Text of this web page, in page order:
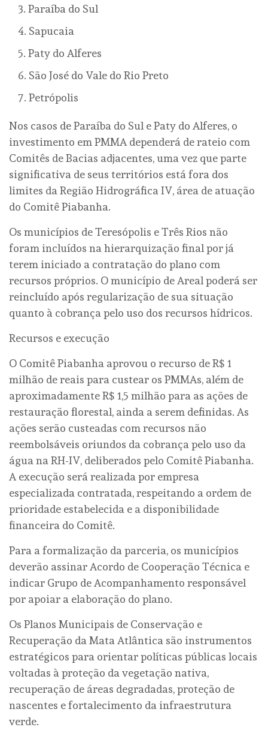
Paraíba do Sul
Sapucaia
Paty do Alferes
São José do Vale do Rio Preto
Petrópolis
Nos casos de Paraíba do Sul e Paty do Alferes, o
investimento em PMMA dependerá de rateio com
Comitês de Bacias adjacentes, uma vez que parte
significativa de seus territórios está fora dos
limites da Região Hidrográfica IV, área de atuação
do Comitê Piabanha.
Os municípios de Teresópolis e Três Rios não
foram incluídos na hierarquização final por já
terem iniciado a contratação do plano com
recursos próprios. O município de Areal poderá ser
reincluído após regularização de sua situação
quanto à cobrança pelo uso dos recursos hídricos.
Recursos e execução
O Comitê Piabanha aprovou o recurso de R$ 1
milhão de reais para custear os PMMAs, além de
aproximadamente R$ 1,5 milhão para as ações de
restauração florestal, ainda a serem definidas. As
ações serão custeadas com recursos não
reembolsáveis oriundos da cobrança pelo uso da
água na RH-IV, deliberados pelo Comitê Piabanha.
A execução será realizada por empresa
especializada contratada, respeitando a ordem de
prioridade estabelecida e a disponibilidade
financeira do Comitê.
Para a formalização da parceria, os municípios
deverão assinar Acordo de Cooperação Técnica e
indicar Grupo de Acompanhamento responsável
por apoiar a elaboração do plano.
Os Planos Municipais de Conservação e
Recuperação da Mata Atlântica são instrumentos
estratégicos para orientar políticas públicas locais
voltadas à proteção da vegetação nativa,
recuperação de áreas degradadas, proteção de
nascentes e fortalecimento da infraestrutura
verde.